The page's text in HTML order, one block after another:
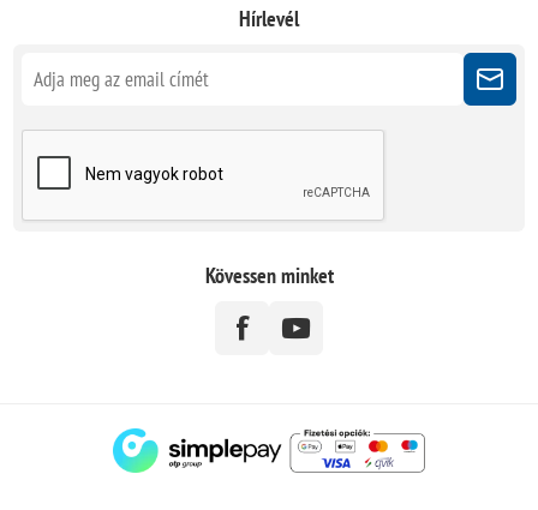
Hírlevél
Kövessen minket